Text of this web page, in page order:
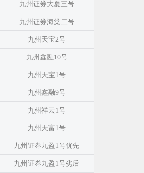
九州证券大夏三号
九州证券海棠二号
九州天宝2号
九州鑫融10号
九州天宝1号
九州鑫融9号
九州祥云1号
九州天富1号
九州证券九盈1号优先
九州证券九盈1号劣后